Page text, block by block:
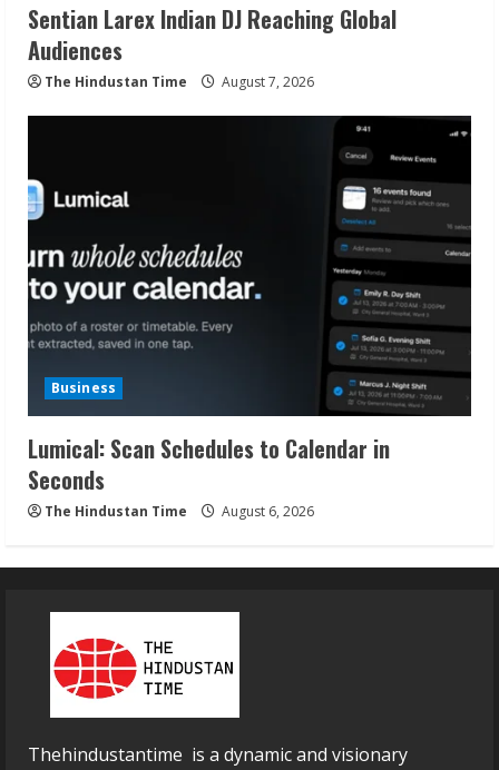
Sentian Larex Indian DJ Reaching Global
Audiences
The Hindustan Time August 7, 2026
Business
Lumical: Scan Schedules to Calendar in
Seconds
The Hindustan Time August 6, 2026
Thehindustantime is a dynamic and visionary